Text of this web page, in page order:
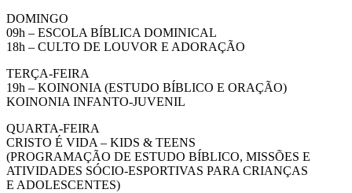
DOMINGO
09h – ESCOLA BÍBLICA DOMINICAL
18h – CULTO DE LOUVOR E ADORAÇÃO
TERÇA-FEIRA
19h – KOINONIA (ESTUDO BÍBLICO E ORAÇÃO)
KOINONIA INFANTO-JUVENIL
QUARTA-FEIRA
CRISTO É VIDA – KIDS & TEENS
(PROGRAMAÇÃO DE ESTUDO BÍBLICO, MISSÕES E
ATIVIDADES SÓCIO-ESPORTIVAS PARA CRIANÇAS
E ADOLESCENTES)